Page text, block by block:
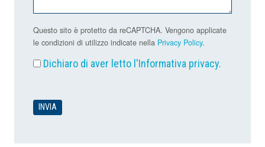
Questo sito è protetto da reCAPTCHA. Vengono applicate
le condizioni di utilizzo indicate nella Privacy Policy.
Dichiaro di aver letto l'Informativa privacy.